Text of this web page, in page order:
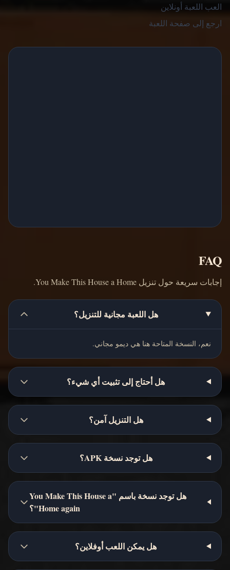
العب اللعبة أونلاين
ارجع إلى صفحة اللعبة
FAQ
إجابات سريعة حول تنزيل You Make This House a Home.
هل اللعبة مجانية للتنزيل؟
نعم، النسخة المتاحة هنا هي ديمو مجاني.
هل أحتاج إلى تثبيت أي شيء؟
هل التنزيل آمن؟
هل توجد نسخة APK؟
هل توجد نسخة باسم "You Make This House a
Home again"؟
هل يمكن اللعب أوفلاين؟